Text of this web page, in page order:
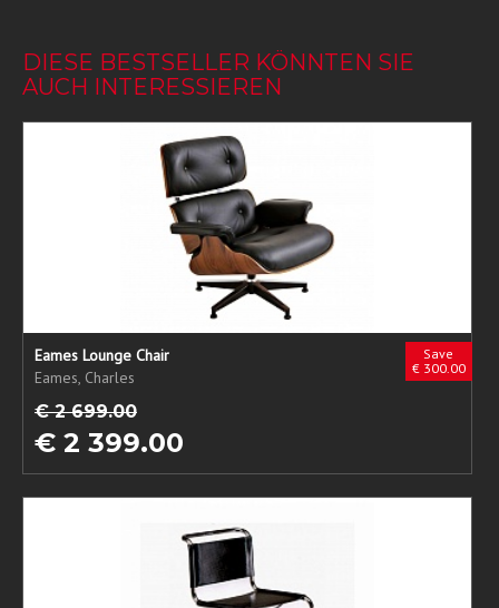
DIESE BESTSELLER KÖNNTEN SIE
AUCH INTERESSIEREN
Save
€ 300.00
Eames Lounge Chair
Eames, Charles
€ 2 699.00
€ 2 399.00